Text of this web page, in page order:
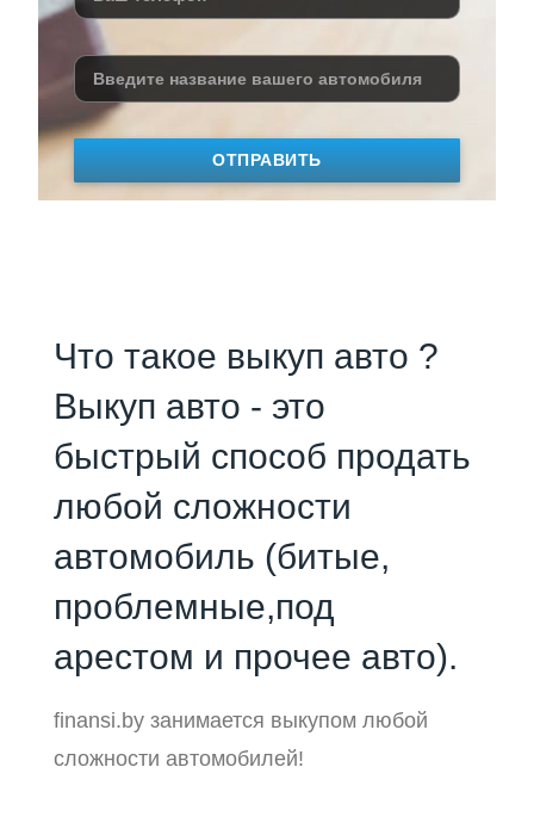
ОТПРАВИТЬ
Что такое выкуп авто ?
Выкуп авто - это
быстрый способ продать
любой сложности
автомобиль (битые,
проблемные,под
арестом и прочее авто).
finansi.by занимается выкупом любой
сложности автомобилей!